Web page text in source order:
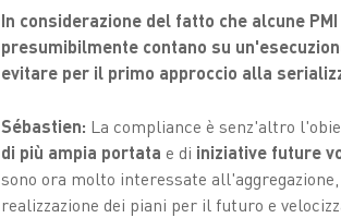
In considerazione del fatto che alcune
presumibilmente contano su
evitare per il primo approccio alla
Sébastien: La compliance è senz'altro
di più ampia portata e di iniziative future
sono ora molto interessate
realizzazione dei piani per il futuro e